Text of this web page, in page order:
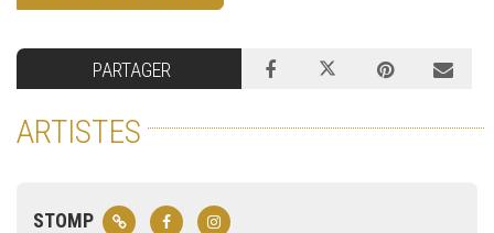
PARTAGER
ARTISTES
STOMP